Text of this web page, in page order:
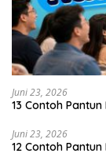
Juni 23, 2026
13 Contoh
Juni 23, 2026
12 Contoh